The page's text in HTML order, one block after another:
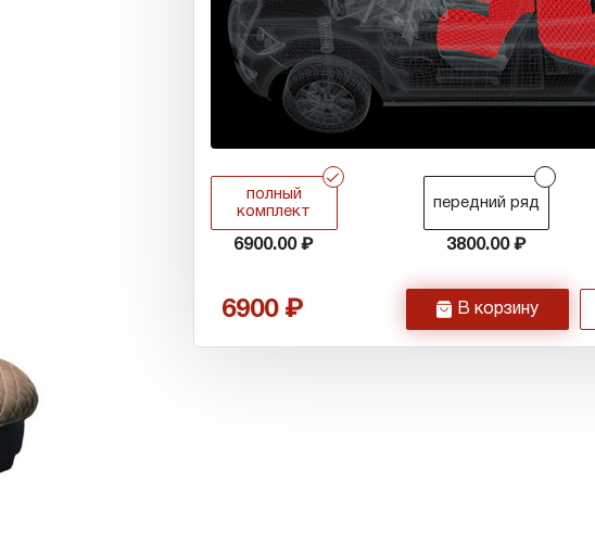
r
полный
комплект
6900.00
передний ряд
3800.00
6900 h В корзину